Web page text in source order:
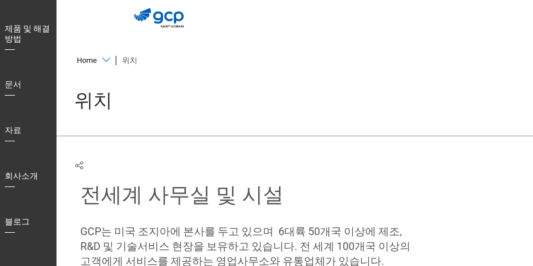
main
navigation
제품 및 해결
방법
문서
자료
회사소개
블로그
Home
품
및
결
법
문
회
위치
위치
전세계 사무실 및 시설
GCP는 미국 조지아에 본사를 두고 있으며 6대륙 50개국 이상에 제조,
R&D 및 기술서비스 현장을 보유하고 있습니다. 전 세계 100개국 이상의
고객에게 서비스를 제공하는 영업사무소와 유통업체가 있습니다.